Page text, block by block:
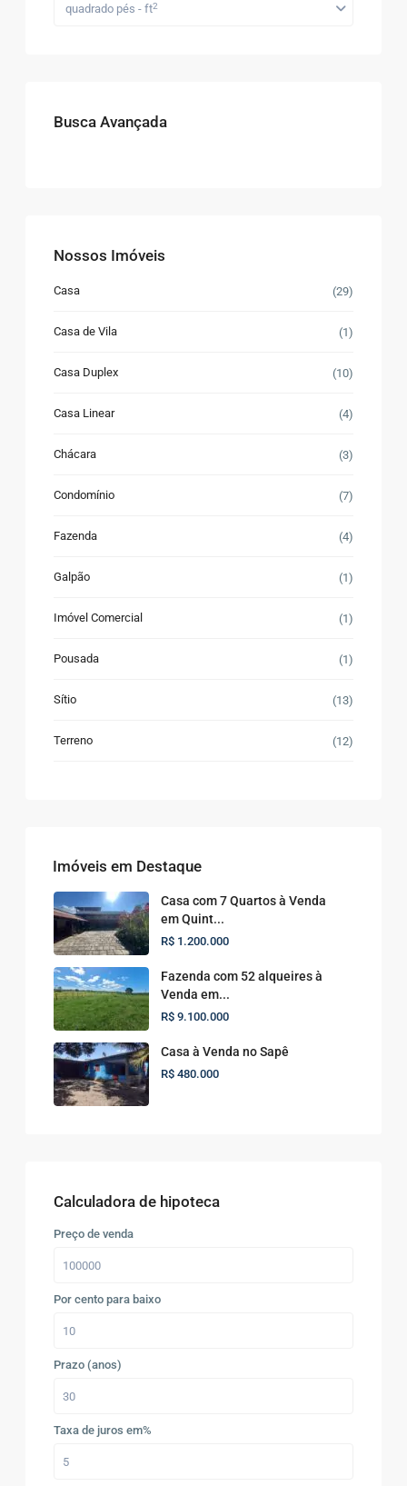
quadrado pés - ft2
Busca Avançada
Nossos Imóveis
Casa (29)
Casa de Vila (1)
Casa Duplex (10)
Casa Linear (4)
Chácara (3)
Condomínio (7)
Fazenda (4)
Galpão (1)
Imóvel Comercial (1)
Pousada (1)
Sítio (13)
Terreno (12)
Imóveis em Destaque
Casa com 7 Quartos à Venda
em Quint...
R$ 1.200.000
Fazenda com 52 alqueires à
Venda em...
R$ 9.100.000
Casa à Venda no Sapê
R$ 480.000
Calculadora de hipoteca
Preço de venda
Por cento para baixo
Prazo (anos)
Taxa de juros em%